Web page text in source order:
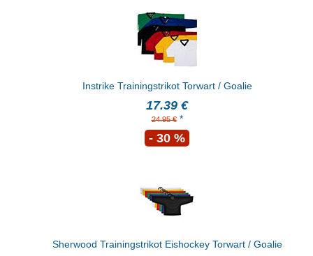
Instrike Trainingstrikot Torwart / Goalie
17.39 €
24.95 €*
- 30 %
Sherwood Trainingstrikot Eishockey Torwart / Goalie